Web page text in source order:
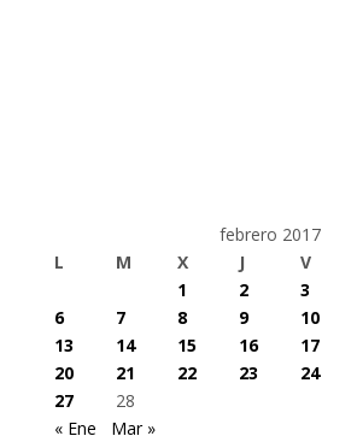
febrero 2017
L
M X J V
1
2 3
6
7 8 9 10
13
14 15 16 17
20
21 22 23 24
27
28
« Ene
Mar »